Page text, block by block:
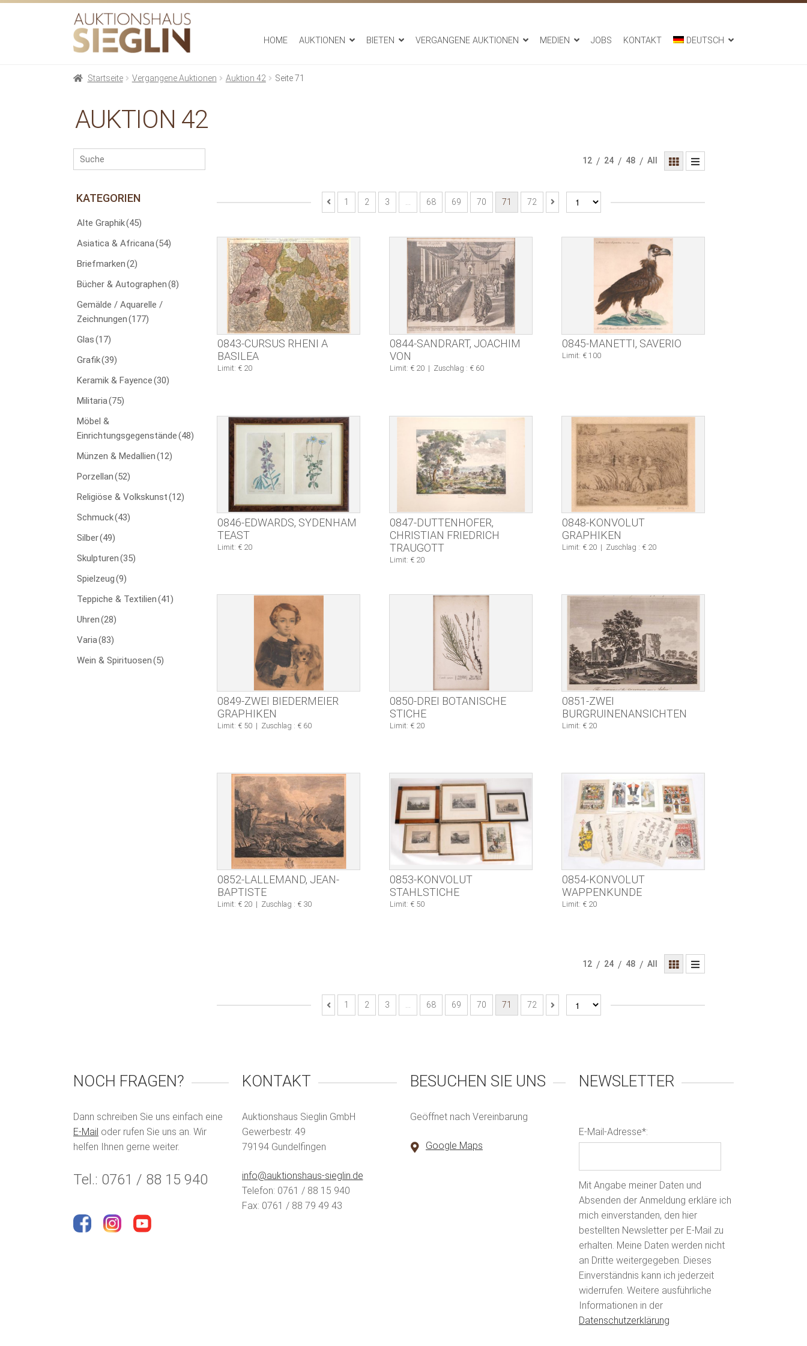
Zur
Navigation
springen
Zum
Inhalt
springen
HOME AUKTIONEN BIETEN VERGANGENE AUKTIONEN MEDIEN JOBS KONTAKT DEUTSCH
Startseite Vergangene Auktionen Auktion 42 Seite 71
AUKTION 42
12 / 24 / 48 / All
1 2 3 68 69 70 71 72
0843-CURSUS RHENI A
BASILEA
Limit: € 20
0844-SANDRART, JOACHIM
VON
Limit: € 20 | Zuschlag : € 60
0845-MANETTI, SAVERIO
Limit: € 100
0846-EDWARDS, SYDENHAM
TEAST
Limit: € 20
0847-DUTTENHOFER,
CHRISTIAN FRIEDRICH
TRAUGOTT
Limit: € 20
0848-KONVOLUT
GRAPHIKEN
Limit: € 20 | Zuschlag : € 20
0849-ZWEI BIEDERMEIER
GRAPHIKEN
Limit: € 50 | Zuschlag : € 60
0850-DREI BOTANISCHE
STICHE
Limit: € 20
0851-ZWEI
BURGRUINENANSICHTEN
Limit: € 20
0852-LALLEMAND, JEAN-
BAPTISTE
Limit: € 20 | Zuschlag : € 30
0853-KONVOLUT
STAHLSTICHE
Limit: € 50
0854-KONVOLUT
WAPPENKUNDE
Limit: € 20
12 / 24 / 48 / All
1 2 3 68 69 70 71 72
KATEGORIEN
Alte Graphik(45)
Asiatica & Africana(54)
Briefmarken(2)
Bücher & Autographen(8)
Gemälde / Aquarelle /
Zeichnungen(177)
Glas(17)
Grafik(39)
Keramik & Fayence(30)
Militaria(75)
Möbel &
Einrichtungsgegenstände(48)
Münzen & Medallien(12)
Porzellan(52)
Religiöse & Volkskunst(12)
Schmuck(43)
Silber(49)
Skulpturen(35)
Spielzeug(9)
Teppiche & Textilien(41)
Uhren(28)
Varia(83)
Wein & Spirituosen(5)
NOCH FRAGEN?
Dann schreiben Sie uns einfach eine
E-Mail oder rufen Sie uns an. Wir
helfen Ihnen gerne weiter.
Tel.: 0761 / 88 15 940
KONTAKT
Auktionshaus Sieglin GmbH
Gewerbestr. 49
79194 Gundelfingen
info@auktionshaus-sieglin.de
Telefon: 0761 / 88 15 940
Fax: 0761 / 88 79 49 43
BESUCHEN SIE UNS
Geöffnet nach Vereinbarung
Google Maps
NEWSLETTER
E-Mail-Adresse*:
Mit Angabe meiner Daten und
Absenden der Anmeldung erkläre ich
mich einverstanden, den hier
bestellten Newsletter per E-Mail zu
erhalten. Meine Daten werden nicht
an Dritte weitergegeben. Dieses
Einverständnis kann ich jederzeit
widerrufen. Weitere ausführliche
Informationen in der
Datenschutzerklärung